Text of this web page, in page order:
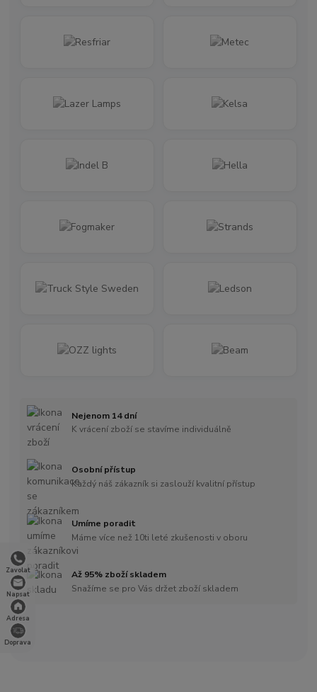
Zavolat
Napsat
Adresa
Doprava
Nejenom 14 dní
K vrácení zboží se stavíme individuálně
Osobní přístup
Každý náš zákazník si zaslouží kvalitní přístup
Umíme poradit
Máme více než 10ti leté zkušenosti v oboru
Až 95% zboží skladem
Snažíme se pro Vás držet zboží skladem